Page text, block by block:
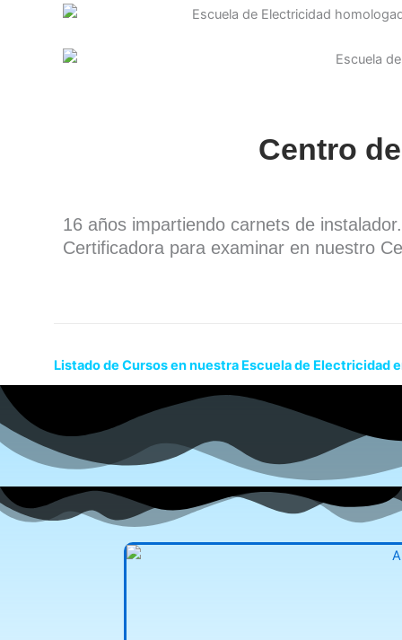
Centro
16 años impartiendo carnets de
Certificadora para examinar en nuestro
Listado de Cursos en nuestra Escuela de Electricidad